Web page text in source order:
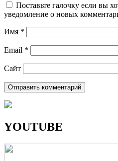
Поставьте галочку если вы
уведомление о новых
Имя *
Email *
Сайт
YOUTUBE